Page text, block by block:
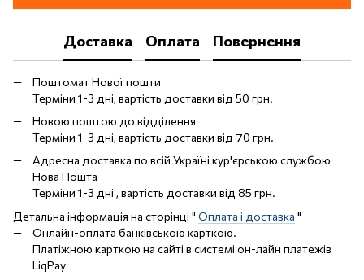
Доставка Оплата Повернення
Поштомат Нової пошти
Терміни 1-3 дні, вартість доставки від 50 грн.
Новою поштою до відділення
Терміни 1-3 дні, вартість доставки від 70 грн.
Адресна доставка по всій Україні кур'єрською службою
Нова Пошта
Терміни 1-3 дні , вартість доставки від 85 грн.
Детальна інформація на сторінці " Оплата і доставка "
Онлайн-оплата банківською карткою.
Платіжною карткою на сайті в системі он-лайн платежів
LiqPay